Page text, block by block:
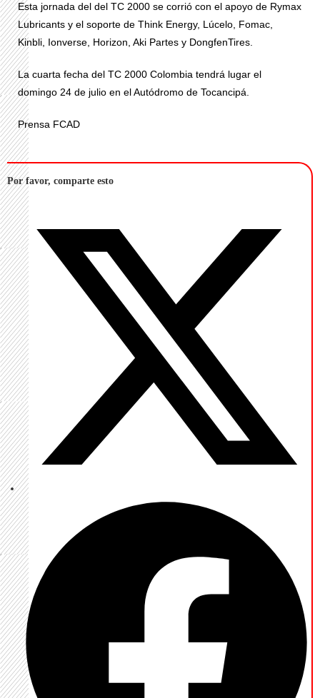
Esta jornada del del TC 2000 se corrió con el apoyo de Rymax
Lubricants y el soporte de Think Energy, Lúcelo, Fomac,
Kinbli, Ionverse, Horizon, Aki Partes y DongfenTires.
La cuarta fecha del TC 2000 Colombia tendrá lugar el
domingo 24 de julio en el Autódromo de Tocancipá.
Prensa FCAD
Por favor, comparte esto